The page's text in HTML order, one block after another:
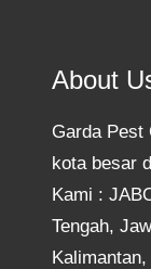
About
Garda Pest
kota besar
Kami :
Tengah,